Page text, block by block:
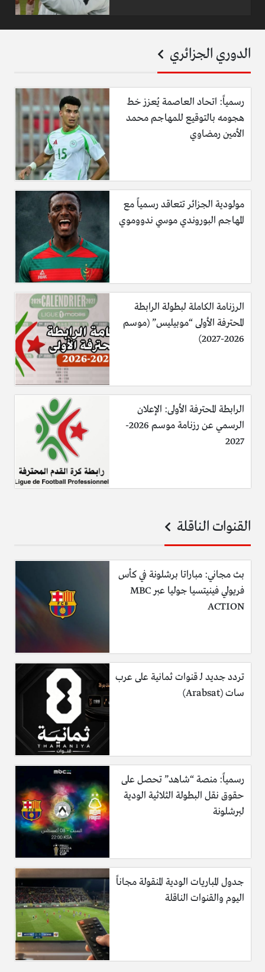
الدوري الجزائري
رسمياً: اتحاد العاصمة يُعزز خط
هجومه بالتوقيع للمهاجم محمد
الأمين رمضاوي
مولودية الجزائر تتعاقد رسمياً مع
المهاجم البوروندي موسي ندووموي
الرزنامة الكاملة لبطولة الرابطة
المحترفة الأولى “موبيليس” (موسم
2026-2027)
الرابطة المحترفة الأولى: الإعلان
الرسمي عن رزنامة موسم 2026-
2027
القنوات الناقلة
بث مجاني: مباراتا برشلونة في كأس
فريولي فينيتسيا جوليا عبر MBC
ACTION
تردد جديد لـ قنوات ثمانية على عرب
سات (Arabsat)
رسمياً: منصة “شاهد” تحصل على
حقوق نقل البطولة الثلاثية الودية
لبرشلونة
جدول المباريات الودية المنقولة مجاناً
اليوم والقنوات الناقلة